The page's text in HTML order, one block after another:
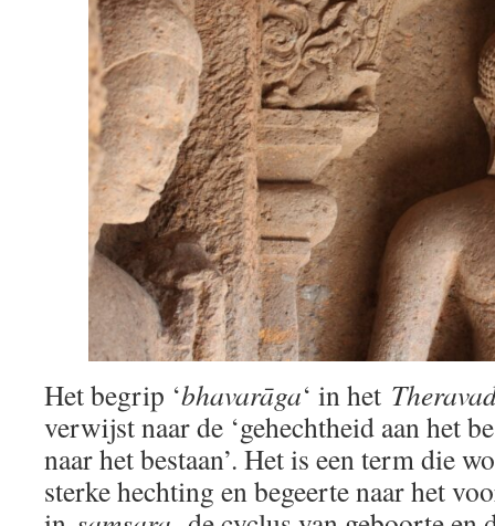
Het begrip ‘bhavarāga‘ in het
verwijst naar de ‘gehechtheid aan het
naar het bestaan’. Het is een term die
sterke hechting en begeerte naar het